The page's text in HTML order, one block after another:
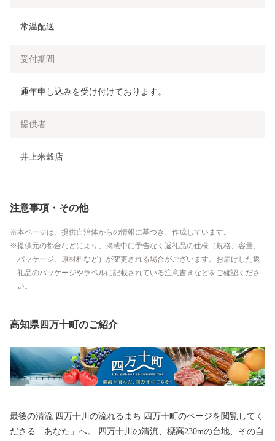
常温配送
受付期間
通年申し込みを受け付けております。
提供者
井上米穀店
注意事項・その他
本ページは、提供自治体からの情報に基づき、作成しています。
提供元の都合などにより、掲載中に予告なく返礼品の仕様（規格、容量、
パッケージ、原材料など）が変更される場合がございます。お届けした返
礼品のパッケージやラベルに記載されている注意書きなどをご確認くださ
い。
高知県四万十町のご紹介
最後の清流 四万十川の流れるまち 四万十町のページを閲覧してく
ださる「あなた」へ。 四万十川の清流、標高230mの台地、その自